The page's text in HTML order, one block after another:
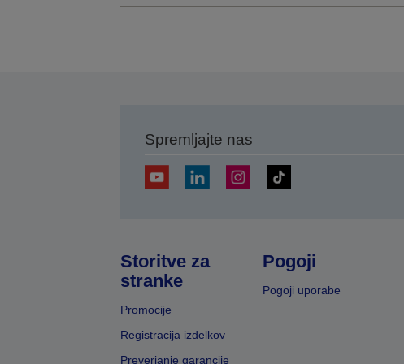
Spremljajte nas
Storitve za
stranke
Promocije
Registracija izdelkov
Preverjanje garancije
Pogoji
Pogoji uporabe